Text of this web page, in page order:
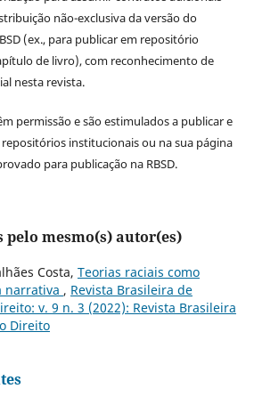
não-exclusiva da versão do
(ex., para publicar em repositório
de livro), com reconhecimento de
nesta revista.
permissão e são estimulados a publicar e
institucionais ou na sua página
para publicação na RBSD.
mesmo(s) autor(es)
Costa, Teorias raciais como
narrativa , Revista Brasileira de
v. 9 n. 3 (2022): Revista Brasileira
Direito